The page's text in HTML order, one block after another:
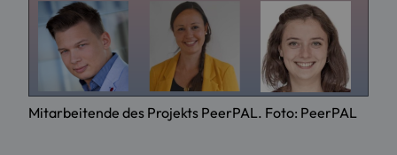
Mitarbeitende des Projekts PeerPAL. Foto: PeerPAL